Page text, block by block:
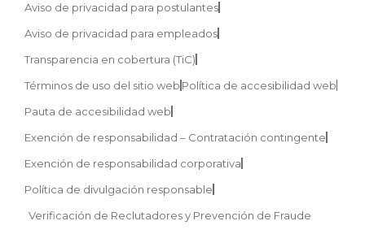
Aviso de privacidad para postulantes
Aviso de privacidad para empleados
Transparencia en cobertura (TiC)
Términos de uso del sitio web Política de accesibilidad web
Pauta de accesibilidad web
Exención de responsabilidad – Contratación contingente
Exención de responsabilidad corporativa
Política de divulgación responsable
Verificación de Reclutadores y Prevención de Fraude